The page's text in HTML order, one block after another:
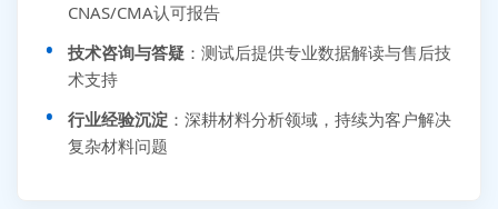
CNAS/CMA认可报告
技术咨询与答疑 ：测试后提供专业数据解读与售后技
术支持
行业经验沉淀 ：深耕材料分析领域，持续为客户解决
复杂材料问题